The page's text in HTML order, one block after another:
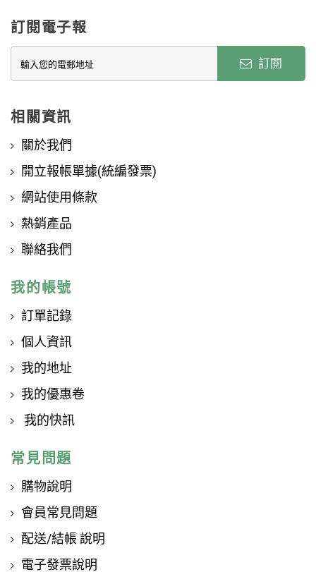
訂閱電子報
訂閱
相關資訊
關於我們
開立報帳單據(統編發票)
網站使用條款
熱銷產品
聯絡我們
我的帳號
訂單記錄
個人資訊
我的地址
我的優惠卷
我的快訊
常見問題
購物說明
會員常見問題
配送/結帳 說明
電子發票說明